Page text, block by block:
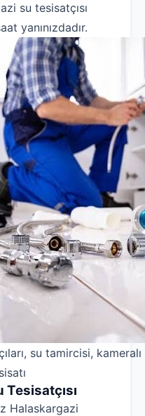
su tesisatçısı
yanınızdadır.
su tamircisi,
Halaskargazi